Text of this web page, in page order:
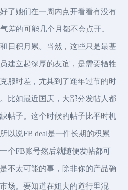
了她们在一周内点开看看有没有
差的可能几个月都不会点开。
日积月累。当然，这些只是最基
建立起深厚的友谊，是需要牺牲
服时差，尤其到了逢年过节的时
比如最近国庆，大部分发帖人都
帖子。这个时候的帖子比平时机
以说FB deal是一件长期的积累
个FB账号然后就随便发帖都可
不太可能的事，除非你的产品确
场。要知道在姐夫的道行里混